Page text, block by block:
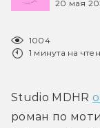
20 мая
1004
1 минута на
Studio MDHR
роман по